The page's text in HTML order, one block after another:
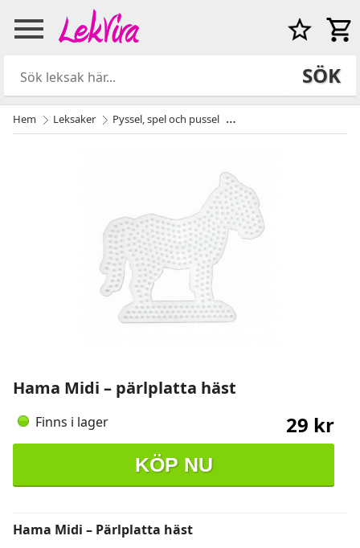
SÖK
Hem Leksaker Pyssel, spel och pussel
Hama Midi – pärlplatta häst
Finns i lager 29 kr
KÖP NU
Hama Midi – Pärlplatta häst